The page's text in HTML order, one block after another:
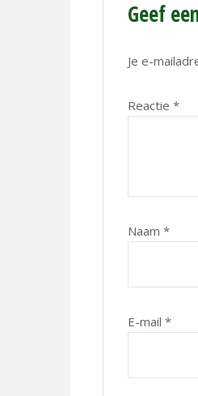
Geef
Je e-
Reactie *
Naam *
E-mail *